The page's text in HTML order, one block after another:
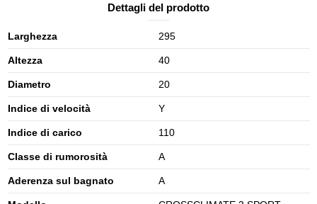
Dettagli del prodotto
Larghezza 295
Altezza 40
Diametro 20
Indice di velocità Y
Indice di carico 110
Classe di rumorosità A
Aderenza sul bagnato A